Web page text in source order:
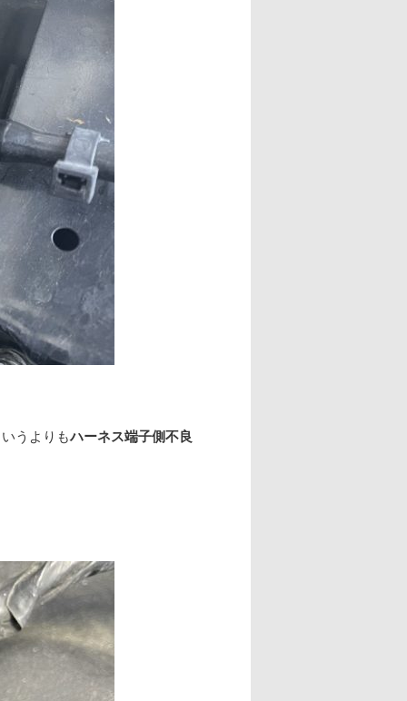
うよりもハーネス端子側不良